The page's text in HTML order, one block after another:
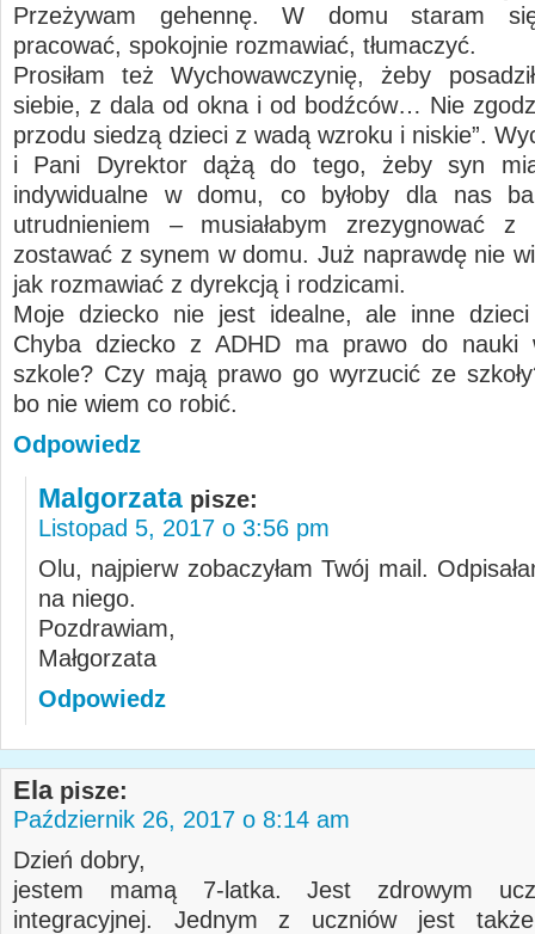
Przeżywam gehennę. W domu staram
pracować, spokojnie rozmawiać, tłumaczyć.
Prosiłam też Wychowawczynię, żeby
siebie, z dala od okna i od bodźców… Nie
przodu siedzą dzieci z wadą wzroku i niskie”.
i Pani Dyrektor dążą do tego, żeby syn
indywidualne w domu, co byłoby dla nas
utrudnieniem – musiałabym zrezygnować z
zostawać z synem w domu. Już naprawdę nie
jak rozmawiać z dyrekcją i rodzicami.
Moje dziecko nie jest idealne, ale inne
Chyba dziecko z ADHD ma prawo do nauki
szkole? Czy mają prawo go wyrzucić ze
bo nie wiem co robić.
Odpowiedz
Malgorzata pisze:
Listopad 5, 2017 o 3:56 pm
Olu, najpierw zobaczyłam Twój mail.
na niego.
Pozdrawiam,
Małgorzata
Odpowiedz
Ela pisze:
Październik 26, 2017 o 8:14 am
Dzień dobry,
jestem mamą 7-latka. Jest zdrowym
integracyjnej. Jednym z uczniów jest